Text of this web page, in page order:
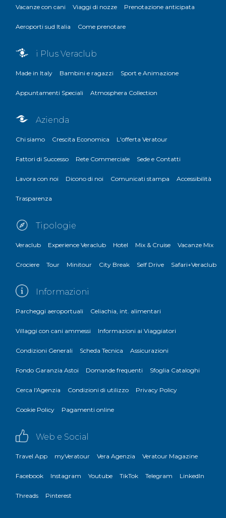
Vacanze con cani Viaggi di nozze Prenotazione anticipata
Aeroporti sud Italia Come prenotare
i Plus Veraclub
Made in Italy Bambini e ragazzi Sport e Animazione
Appuntamenti Speciali Atmosphera Collection
Azienda
Chi siamo Crescita Economica L'offerta Veratour
Fattori di Successo Rete Commerciale Sede e Contatti
Lavora con noi Dicono di noi Comunicati stampa Accessibilità
Trasparenza
Tipologie
Veraclub Experience Veraclub Hotel Mix & Cruise Vacanze Mix
Crociere Tour Minitour City Break Self Drive Safari+Veraclub
Informazioni
Parcheggi aeroportuali Celiachia, int. alimentari
Villaggi con cani ammessi Informazioni ai Viaggiatori
Condizioni Generali Scheda Tecnica Assicurazioni
Fondo Garanzia Astoi Domande frequenti Sfoglia Cataloghi
Cerca l'Agenzia Condizioni di utilizzo Privacy Policy
Cookie Policy Pagamenti online
Web e Social
Travel App myVeratour Vera Agenzia Veratour Magazine
Facebook Instagram Youtube TikTok Telegram LinkedIn
Threads Pinterest